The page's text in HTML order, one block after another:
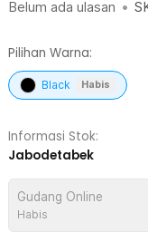
Belum ada ulasan •
Pilihan Warna:
Black Habis
Informasi Stok:
Jabodetabek
Gudang Online
Habis